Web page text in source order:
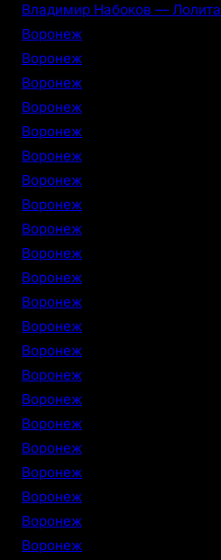
Владимир Набоков — Лолита
Воронеж
Воронеж
Воронеж
Воронеж
Воронеж
Воронеж
Воронеж
Воронеж
Воронеж
Воронеж
Воронеж
Воронеж
Воронеж
Воронеж
Воронеж
Воронеж
Воронеж
Воронеж
Воронеж
Воронеж
Воронеж
Воронеж